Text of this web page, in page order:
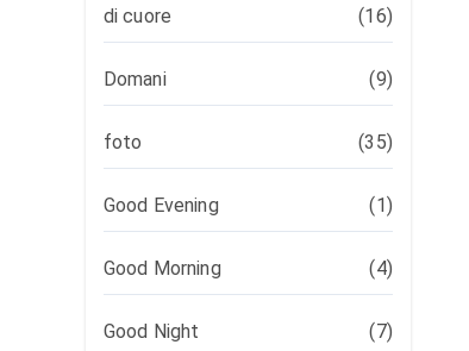
di cuore (16)
Domani (9)
foto (35)
Good Evening (1)
Good Morning (4)
Good Night (7)